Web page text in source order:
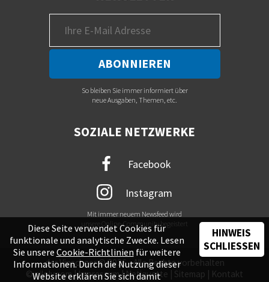
So bleiben Sie immer informiert über
neue Ausgaben, Themen, etc.
SOZIALE NETZWERKE
Facebook
Instagram
Mit immer neuem Newsfeed wird
unsere Online-Community begeistert
der Vinschger © 2026 - Alle Rechte vorbehalten
©piloly.com|Impressum|Netiquette | Sitemap | Kontakt
Diese Seite verwendet Cookies für
funktionale und analytische Zwecke. Lesen
Sie unsere Cookie-Richtlinien für weitere
Informationen. Durch die Nutzung dieser
Website erklären Sie sich damit
HINWEIS
SCHLIESSEN